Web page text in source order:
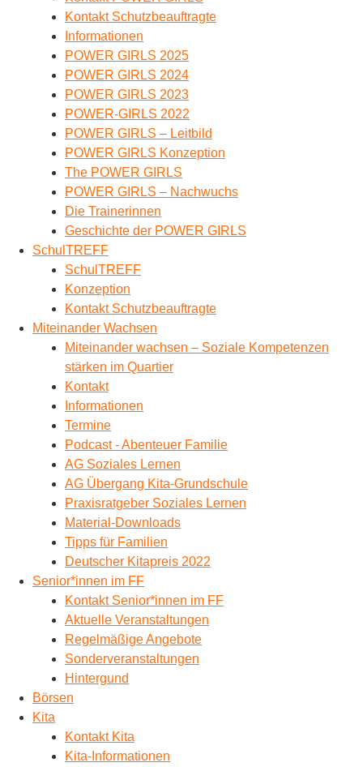
Kontakt Schutzbeauftragte
Informationen
POWER GIRLS 2025
POWER GIRLS 2024
POWER GIRLS 2023
POWER-GIRLS 2022
POWER GIRLS – Leitbild
POWER GIRLS Konzeption
The POWER GIRLS
POWER GIRLS – Nachwuchs
Die Trainerinnen
Geschichte der POWER GIRLS
SchulTREFF
SchulTREFF
Konzeption
Kontakt Schutzbeauftragte
Miteinander Wachsen
Miteinander wachsen – Soziale Kompetenzen
stärken im Quartier
Kontakt
Informationen
Termine
Podcast - Abenteuer Familie
AG Soziales Lernen
AG Übergang Kita-Grundschule
Praxisratgeber Soziales Lernen
Material-Downloads
Tipps für Familien
Deutscher Kitapreis 2022
Senior*innen im FF
Kontakt Senior*innen im FF
Aktuelle Veranstaltungen
Regelmäßige Angebote
Sonderveranstaltungen
Hintergund
Börsen
Kita
Kontakt Kita
Kita-Informationen